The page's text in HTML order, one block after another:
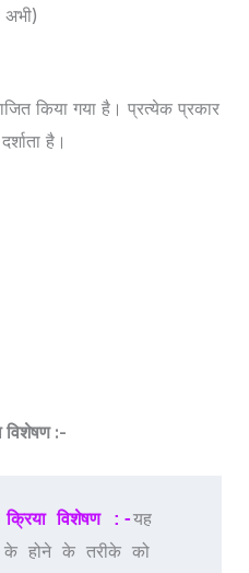
किया गया है। प्रत्येक प्रकार
है।
विशेषण :-
क्रिया विशेषण :-यह
के होने के तरीके को